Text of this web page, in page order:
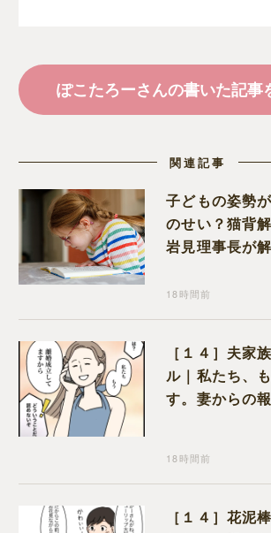
ぽこたろーさんの書いた記事
関連記事
子どもの姿勢
のせい？猫背
岩見理事長が
18時間前
［１４］夫家
ル｜私たち、
す。妻からの
18時間前
［１４］花泥